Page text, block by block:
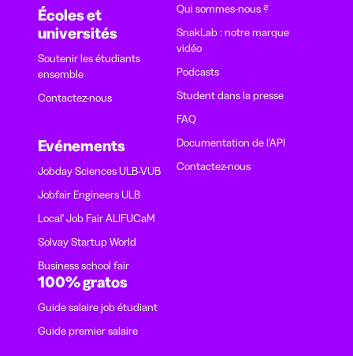
Écoles et
universités
Soutenir les étudiants
ensemble
Contactez-nous
Evénements
Jobday Sciences ULB-VUB
Jobfair Engineers ULB
Local' Job Fair ALIFUCaM
Solvay Startup World
Business school fair
Qui sommes-nous ?
SnakLab : notre marque
vidéo
Podcasts
Student dans la presse
FAQ
Documentation de l'API
Contactez-nous
100% gratos
Guide salaire job étudiant
Guide premier salaire